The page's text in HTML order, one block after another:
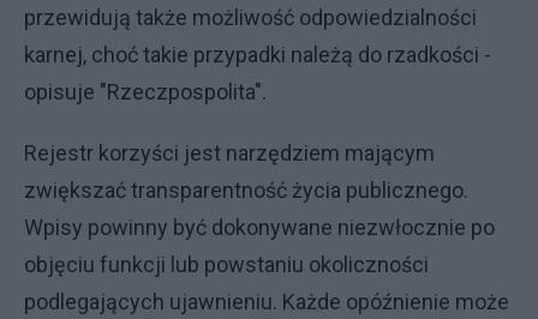
przewidują także możliwość odpowiedzialności
karnej, choć takie przypadki należą do rzadkości -
opisuje "Rzeczpospolita".
Rejestr korzyści jest narzędziem mającym
zwiększać transparentność życia publicznego.
Wpisy powinny być dokonywane niezwłocznie po
objęciu funkcji lub powstaniu okoliczności
podlegających ujawnieniu. Każde opóźnienie może